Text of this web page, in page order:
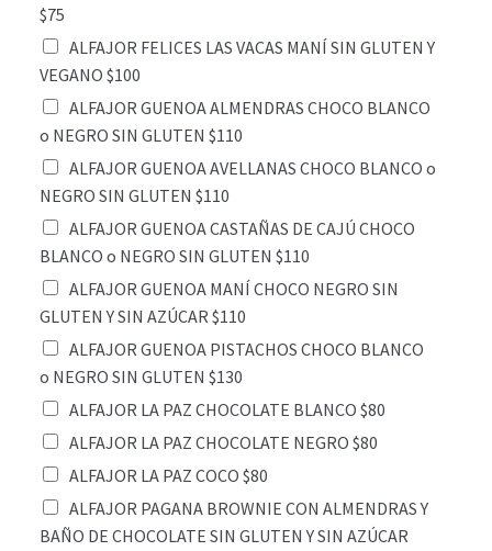
$75
ALFAJOR FELICES LAS VACAS MANÍ SIN GLUTEN Y
VEGANO $100
ALFAJOR GUENOA ALMENDRAS CHOCO BLANCO
o NEGRO SIN GLUTEN $110
ALFAJOR GUENOA AVELLANAS CHOCO BLANCO o
NEGRO SIN GLUTEN $110
ALFAJOR GUENOA CASTAÑAS DE CAJÚ CHOCO
BLANCO o NEGRO SIN GLUTEN $110
ALFAJOR GUENOA MANÍ CHOCO NEGRO SIN
GLUTEN Y SIN AZÚCAR $110
ALFAJOR GUENOA PISTACHOS CHOCO BLANCO
o NEGRO SIN GLUTEN $130
ALFAJOR LA PAZ CHOCOLATE BLANCO $80
ALFAJOR LA PAZ CHOCOLATE NEGRO $80
ALFAJOR LA PAZ COCO $80
ALFAJOR PAGANA BROWNIE CON ALMENDRAS Y
BAÑO DE CHOCOLATE SIN GLUTEN Y SIN AZÚCAR